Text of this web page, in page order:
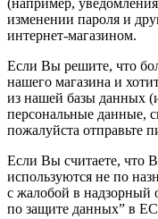
(например, уведомления
изменении пароля и
интернет-магазином.
Если Вы решите, что
нашего магазина и
из нашей базы данных
персональные данные,
пожалуйста отправьте
Если Вы считаете, что
используются не по
с жалобой в надзорный
по защите данных” в